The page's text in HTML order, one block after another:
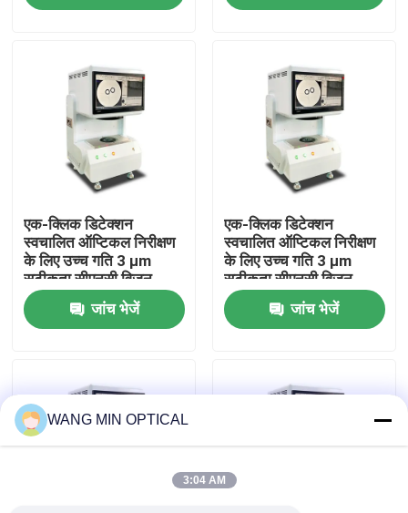
वीडियो
हमारे बारे में
कारखाना भ्रमण
गुणवत्ता नियंत्रण
हमसे संपर्क करें
समाचार
मामलों
एक-क्लिक डिटेक्शन
स्वचालित ऑप्टिकल निरीक्षण
के लिए उच्च गति 3 μm
सटीकता सीएनसी विजन
मापने की मशीन
जांच भेजें
एक-क्लिक डिटेक्शन
स्वचालित ऑप्टिकल निरीक्षण
के लिए उच्च गति 3 μm
सटीकता सीएनसी विजन
मापने की मशीन
जांच भेजें
WANG MIN OPTICAL
3:04 AM